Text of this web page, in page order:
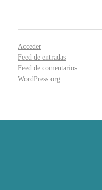
Acceder
Feed de entradas
Feed de comentarios
WordPress.org